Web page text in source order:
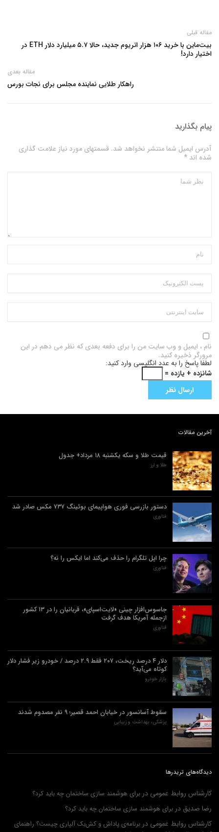
مقاله قبلی
بیت‌ماین با خرید ۱۰۶ هزار اتریوم جدید، حالا ۵.۷ میلیارد دلار ETH در
اختیار دارد!
مقاله بعدی
راهکار طلایی نماینده مجلس برای نجات بورس
پیام بگذارید
آدرس ایمیل شما منتشر نخواهد شد. قسمتهای مورد نیاز علامت گذاری
شده اند *
نام ، ایمیل و وب سایت من را برای دفعه بعدی که نظر می دهم در این
مرورگر ذخیره کنید.
لطفا پاسخ را به عدد انگلیسی وارد کنید:
شانزده + یازده =
آخرین مقالات
قیمت طلا و سکه یکشنبه ۱۸ مرداد+ جدول
طلا و ارز
دستور بازرسی فوری هواپیمای بوئینگ ۷۳۷ مکس صادر شد
فناوری
چرا اپل تلگرام را حذف می‌کند اما ایکس را نه؟
فناوری
جاسوس‌افزار چینی «لایت‌اسپای»، قربانیان را در ۱۳ کشور
ازجمله آمریکا هدف گرفت
فناوری
دلار ۴ درصد ریخت، ۲۰۷ فقط ۲.۹ درصد / خودرو زیر فشار دلار
کوتاه می‌آید؟
بازار خودرو
سقوط آسانسور در خیابان احمد قصیر؛ ۹ نفر مصدوم شدند
پزشکی، بهداشت و زیبایی
دیدگاه‌های تریدرها
کارشناس روابط عمومی در برای هوشمند سازی ساختمان چه باید کرد؟
رضا صدیق در برای هوشمند سازی ساختمان چه باید کرد؟
کارشناس روابط عمومی در برنامه‌ی پاداش و کش‌بک آلپاری چیست؟ راهنمای